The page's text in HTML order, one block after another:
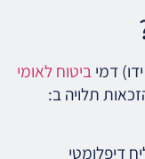
דמיביטוח לאומי
תלויה ב:
דיפלומטי